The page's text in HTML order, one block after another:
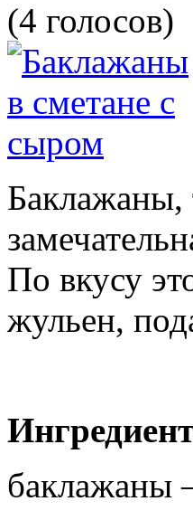
(4 голосов)
Баклажаны,
По вкусу
жульен,
баклажаны